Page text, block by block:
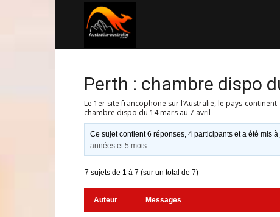
Perth : chambre dispo
Le 1er site francophone sur l’Australie, le pays-continent
chambre dispo du 14 mars au 7 avril
Ce sujet contient 6 réponses, 4 participants et a été mis
années et 5 mois.
7 sujets de 1 à 7 (sur un total de 7)
Auteur Messages